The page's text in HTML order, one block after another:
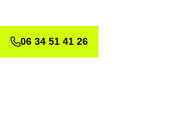
06 34 51 41 26